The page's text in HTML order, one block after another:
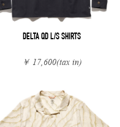
DELTA QD L/S SHIRTS
￥ 17,600(tax in)